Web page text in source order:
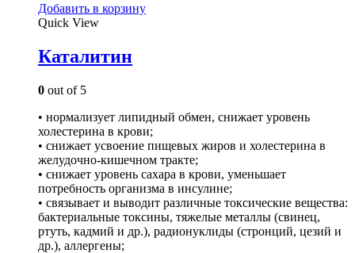
Добавить в корзину
Quick View
Каталитин
0 out of 5
• нормализует липидный обмен, снижает уровень
холестерина в крови;
• снижает усвоение пищевых жиров и холестерина в
желудочно-кишечном тракте;
• снижает уровень сахара в крови, уменьшает
потребность организма в инсулине;
• связывает и выводит различные токсические вещества:
бактериальные токсины, тяжелые металлы (свинец,
ртуть, кадмий и др.), радионуклиды (стронций, цезий и
др.), аллергены;